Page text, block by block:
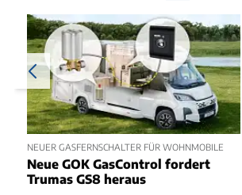
NEUER GASFERNSCHALTER FÜR WOHNMOBILE
Neue GOK GasControl fordert
Trumas GS8 heraus